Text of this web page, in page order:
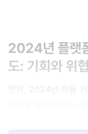
2024년 플랫
도: 기회와 위
먼저, 2024년 이들